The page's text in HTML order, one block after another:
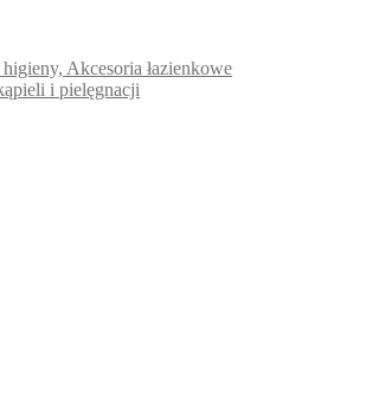
Akcesoria łazienkowe
i pielęgnacji